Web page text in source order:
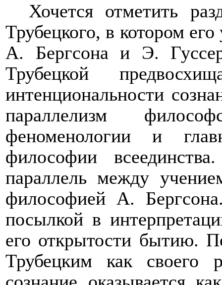
Хочется отметить
Трубецкого, в котором
А. Бергсона и Э.
Трубецкой
интенциональности
параллелизм
феноменологии и
философии
параллель между
философией А.
посылкой в
его открытости бытию.
Трубецким как своего